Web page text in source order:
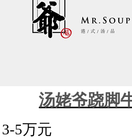
汤姥爷跷脚
3-5万元